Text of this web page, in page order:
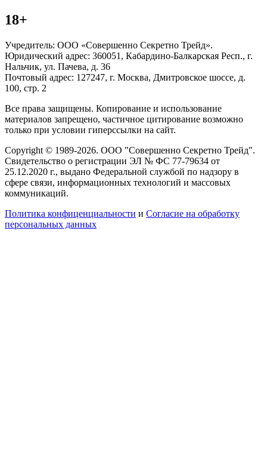
18+
Учредитель: ООО «Совершенно Секретно Трейд».
Юридический адрес: 360051, Кабардино-Балкарская Респ., г.
Нальчик, ул. Пачева, д. 36
Почтовый адрес: 127247, г. Москва, Дмитровское шоссе, д.
100, стр. 2
Все права защищены. Копирование и использование
материалов запрещено, частичное цитирование возможно
только при условии гиперссылки на сайт.
Copyright © 1989-2026. ООО "Совершенно Секретно Трейд".
Свидетельство о регистрации ЭЛ № ФС 77-79634 от
25.12.2020 г., выдано Федеральной службой по надзору в
сфере связи, информационных технологий и массовых
коммуникаций.
Политика конфиценциальности и Согласие на обработку
персональных данных